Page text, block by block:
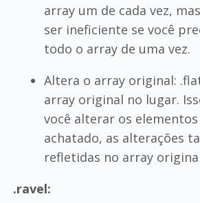
array um de cada vez,
ser ineficiente se você
todo o array de uma vez.
Altera o array original:
array original no lugar.
você alterar os
achatado, as alterações
refletidas no array
.ravel: